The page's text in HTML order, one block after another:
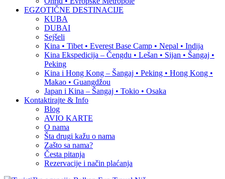
EGZOTIČNE DESTINACIJE
KUBA
DUBAI
Sejšeli
Kina • Tibet • Everest Base Camp • Nepal • Indija
Kina Ekspedicija – Čengdu • Lešan • Sijan • Šangaj •
Peking
Kina i Hong Kong – Šangaj • Peking • Hong Kong •
Makao • Guangdžou
Japan i Kina – Šangaj • Tokio • Osaka
Kontaktirajte & Info
Blog
AVIO KARTE
O nama
Šta drugi kažu o nama
Zašto sa nama?
Česta pitanja
Rezervacije i način plaćanja